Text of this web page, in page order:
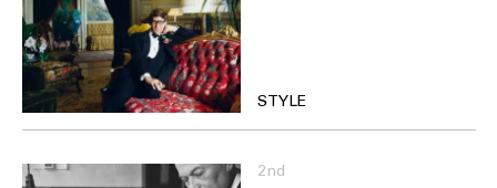
STYLE
2nd